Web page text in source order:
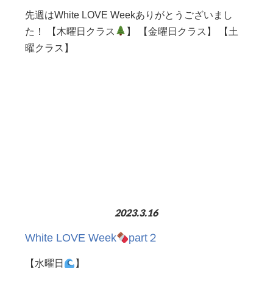
先週はWhite LOVE Weekありがとうございまし
た！ 【木曜日クラス
】 【金曜日クラス】 【土
曜クラス】
2023.3.16
White LOVE Week part２
【水曜日 】